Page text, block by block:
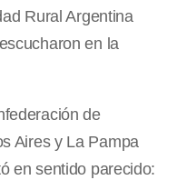
Rural Argentina
en la
de
Aires y La Pampa
en sentido parecido: